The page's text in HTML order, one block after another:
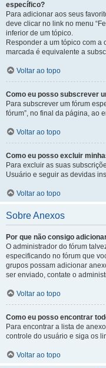
específico?
Para adicionar aos seus
deve clicar no link no menu
inferior de um tópico.
Responder a um tópico com a
marcada é equivalente a
Voltar ao topo
Como eu posso subscrever
Para subscrever um fórum
fórum”, no final da página, ao
Voltar ao topo
Como eu posso excluir
Para excluir as suas
Usuário e seguir as devidas
Voltar ao topo
Sobre Anexos
Por que não consigo
O administrador do fórum
especificando no fórum que
grupos possam adicionar
ser enviado, contate o
Voltar ao topo
Como eu posso encontrar
Para encontrar a lista de
controle do usuário e siga os
Voltar ao topo